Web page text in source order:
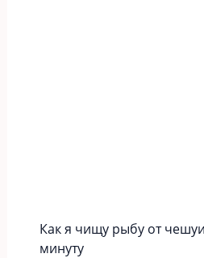
Как я чищу рыбу от
минуту